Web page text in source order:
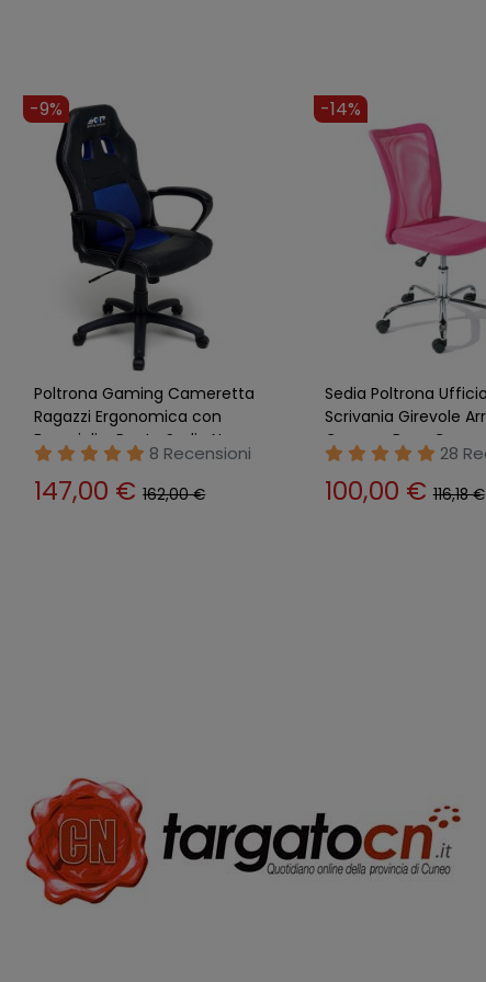
-9%
Sedia a Slitta Fissa da Ufficio
Scrivania Nero Poltrona Braccioli
Sala Attesa
23 Recensioni
123,00 € 135,00 €
-10%
Poltrona da Ufficio
Scrivania Cameretta
Braccioli e Ruote
12
108,00 €120,14 €